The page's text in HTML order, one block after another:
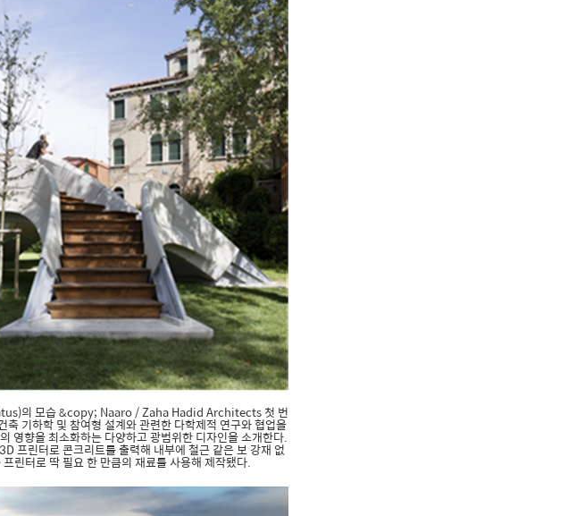
의 모습 &copy; Naaro / Zaha Hadid Architects 첫 번
기하학 및 참여형 설계와 관련한 다학제적 연구와 협업을
영향을 최소화하는 다양하고 광범위한 디자인을 소개한다.
린터로 콘크리트를 출력해 내부에 철근 같은 보 강재 없
린터로 딱 필요 한 만큼의 재료를 사용해 제작됐다.